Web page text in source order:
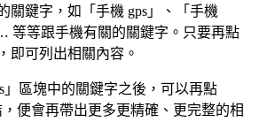
關鍵字，如「手機 gps」、「手機
等等跟手機有關的關鍵字。只要再點
即可列出相關內容。
」區塊中的關鍵字之後，可以再點
，便會再帶出更多更精確、更完整的相